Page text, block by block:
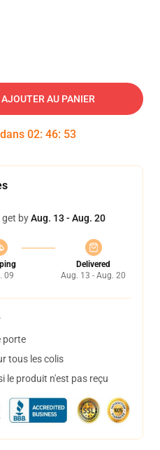
AJOUTER AU PANIER
02: 46: 52
get byAug. 13 - Aug. 20
09
Delivered
Aug. 13 - Aug. 20
porte
tous les colis
le produit n'est pas reçu